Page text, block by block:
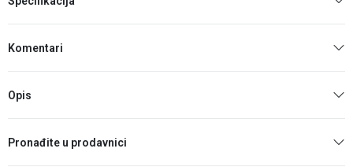
Komentari
Opis
Pronađite u prodavnici